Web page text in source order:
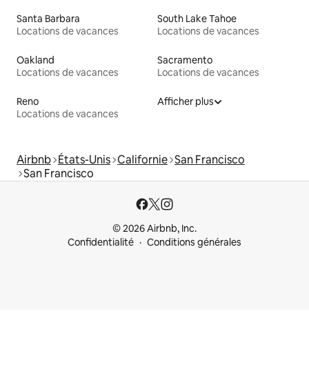
Santa Barbara
Locations de vacances
South Lake Tahoe
Locations de vacances
Oakland
Locations de vacances
Sacramento
Locations de vacances
Reno
Locations de vacances
Afficher plus
Airbnb États-Unis Californie San Francisco
San Francisco
© 2026 Airbnb, Inc.
Confidentialité
Conditions générales